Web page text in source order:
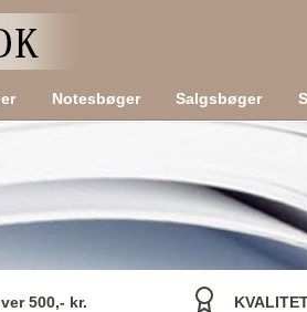
Notesbøger Salgsbøger
500,- kr.